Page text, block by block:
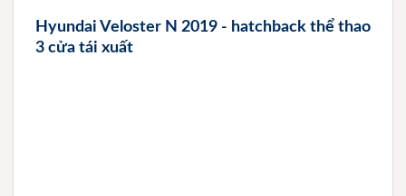
Hyundai Veloster N 2019 - hatchback thể thao
3 cửa tái xuất